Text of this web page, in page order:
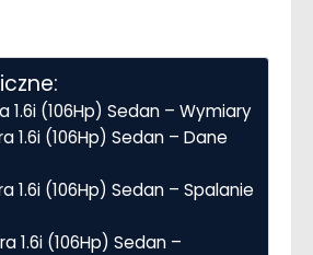
1.6i (106Hp) Sedan – Wymiary
1.6i (106Hp) Sedan – Dane
1.6i (106Hp) Sedan – Spalanie
1.6i (106Hp) Sedan –